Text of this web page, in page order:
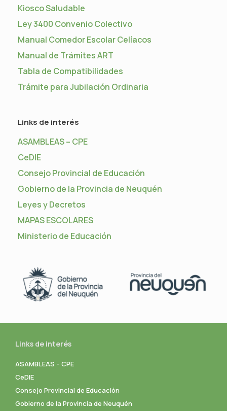
Kiosco Saludable
Ley 3400 Convenio Colectivo
Manual Comedor Escolar Celíacos
Manual de Trámites ART
Tabla de Compatibilidades
Trámite para Jubilación Ordinaria
Links de interés
ASAMBLEAS – CPE
CeDIE
Consejo Provincial de Educación
Gobierno de la Provincia de Neuquén
Leyes y Decretos
MAPAS ESCOLARES
Ministerio de Educación
Links de interés
ASAMBLEAS – CPE
CeDIE
Consejo Provincial de Educación
Gobierno de la Provincia de Neuquén